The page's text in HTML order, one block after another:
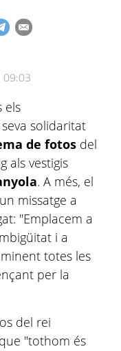
09:03
els
solidaritat
de fotos del
als vestigis
. A més, el
missatge a
"Emplacem a
i a
totes les
per la
del rei
"tothom és